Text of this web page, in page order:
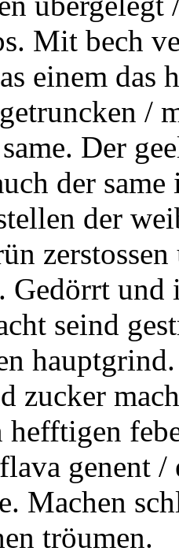
Mit bech
einem
/
Der
der
der
Gedörrt und
seind
zucker
hefftigen
flava genent /
Machen
tröumen.